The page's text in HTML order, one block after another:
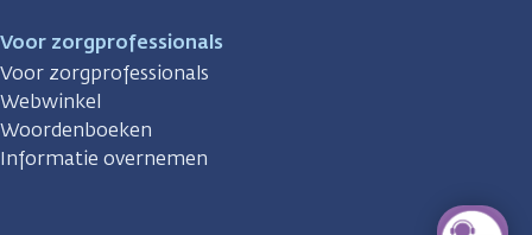
Voor zorgprofessionals
Voor zorgprofessionals
Webwinkel
Woordenboeken
Informatie overnemen